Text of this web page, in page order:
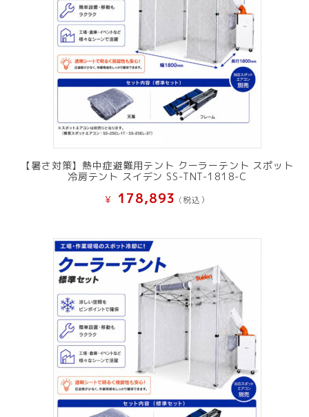
【暑さ対策】熱中症避難用テント クーラーテント スポット
冷房テント スイデン SS-TNT-1818-C
¥ 178,893 (税込）